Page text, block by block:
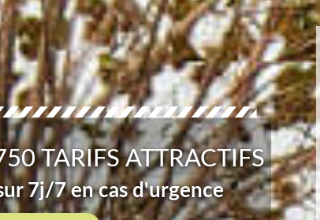
TARIFS ATTRACTIFS
7j/7 en cas d'urgence